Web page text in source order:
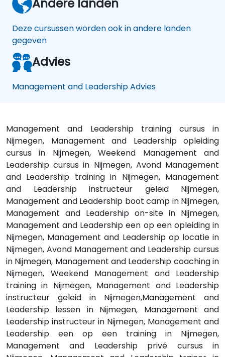
Andere landen
Deze cursussen worden ook in andere landen
gegeven
Advies
Management and Leadership Advies
Management and Leadership training cursus in
Nijmegen, Management and Leadership opleiding
cursus in Nijmegen, Weekend Management and
Leadership cursus in Nijmegen, Avond Management
and Leadership training in Nijmegen, Management
and Leadership instructeur geleid Nijmegen,
Management and Leadership boot camp in Nijmegen,
Management and Leadership on-site in Nijmegen,
Management and Leadership een op een opleiding in
Nijmegen, Management and Leadership op locatie in
Nijmegen, Avond Management and Leadership cursus
in Nijmegen, Management and Leadership coaching in
Nijmegen, Weekend Management and Leadership
training in Nijmegen, Management and Leadership
instructeur geleid in Nijmegen,Management and
Leadership lessen in Nijmegen, Management and
Leadership instructeur in Nijmegen, Management and
Leadership een op een training in Nijmegen,
Management and Leadership privé cursus in